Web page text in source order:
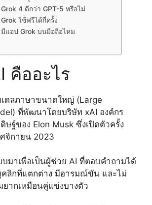
4 ดีกว่า GPT-5 หรือไม่
ใช้ฟรีได้กี่ครั้ง
แอป Grok บนมือถือไหม
คืออะไร
เดลภาษาขนาดใหญ่ (Large
ที่พัฒนาโดยบริษัท xAI องค์กร
ฐ์ของ Elon Musk ซึ่งเปิดตัวครั้ง
จิกายน 2023
บมาเพื่อเป็นผู้ช่วย AI ที่ตอบคำถามได้
คลิกที่แตกต่าง มีอารมณ์ขัน และไม่
ยากเหมือนคู่แข่งบางตัว